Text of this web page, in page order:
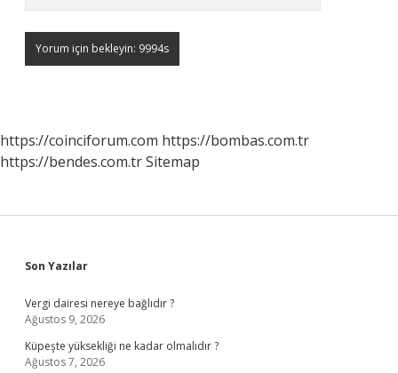
https://coinciforum.com https://bombas.com.tr
https://bendes.com.trSitemap
Sidebar
Son Yazılar
Vergi dairesi nereye bağlıdır ?
Ağustos 9, 2026
Küpeşte yüksekliği ne kadar olmalıdır ?
Ağustos 7, 2026